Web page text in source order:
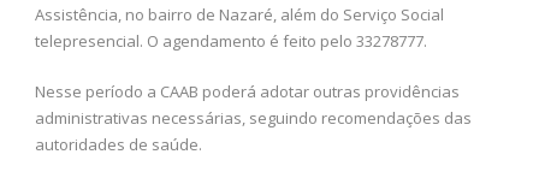
Assistência, no bairro de Nazaré, além do Serviço Social
telepresencial. O agendamento é feito pelo 33278777.
Nesse período a CAAB poderá adotar outras providências
administrativas necessárias, seguindo recomendações das
autoridades de saúde.